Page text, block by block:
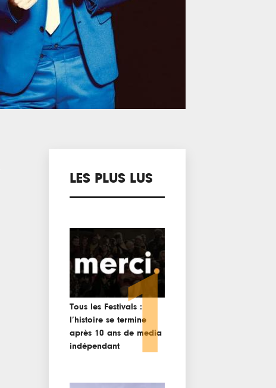
LES PLUS LUS
Tous les Festivals :
l’histoire se termine
après 10 ans de media
indépendant1